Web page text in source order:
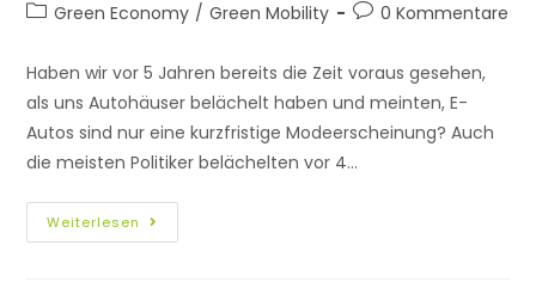
Green Economy / Green Mobility 0 Kommentare
Haben wir vor 5 Jahren bereits die Zeit voraus gesehen,
als uns Autohäuser belächelt haben und meinten, E-
Autos sind nur eine kurzfristige Modeerscheinung? Auch
die meisten Politiker belächelten vor 4…
Weiterlesen